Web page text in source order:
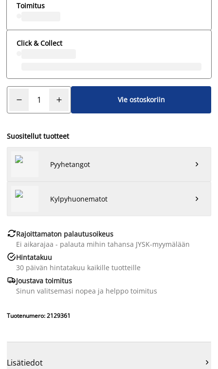
Toimitus
Click & Collect
Vie ostoskoriin
Suositellut tuotteet
Pyyhetangot 
Kylpyhuonematot 
Rajoittamaton palautusoikeus
Ei aikarajaa - palauta mihin tahansa JYSK-myymälään
Hintatakuu
30 päivän hintatakuu kaikille tuotteille
Joustava toimitus
Sinun valitsemasi nopea ja helppo toimitus
Tuotenumero: 2129361
Lisätiedot 